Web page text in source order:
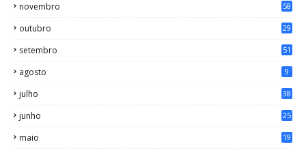
novembro 58
outubro 29
setembro 51
agosto 9
julho 38
junho 25
maio 19